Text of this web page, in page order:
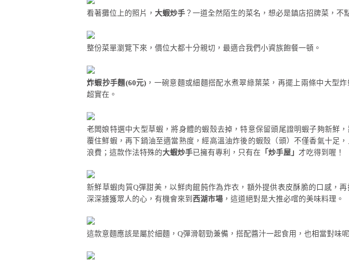
看著攤位上的照片， 大蝦炒手 ？一道全然陌生的菜名，想必是鎮店招牌菜，不
整份菜單瀏覽下來，價位大都十分親切，最適合我們小資族飽餐一頓。
炸蝦抄手麵(60元) ，一碗意麵或細麵搭配水煮翠綠葉菜，再擺上兩條中大型
超實在。
老闆娘特選中大型草蝦，將身體的蝦殼去掉，特意保留頭尾證明蝦子夠新鮮
覆住鮮蝦，再下鍋油至適當熟度，經高溫油炸後的蝦殼（頭）不僅香氣十足
浪費；這款作法特殊的大蝦炒手已擁有專利，只有在 「炒手屋」 才吃得到喔！
新鮮草蝦肉質Q彈甜美，以鮮肉餛飩作為炸衣，額外提供表皮酥脆的口感，再
深深擄獲眾人的心，有機會來到 西湖市場 ，這道絕對是大推必嚐的美味料理。
這款意麵應該是屬於細麵，Q彈滑韌勁兼備，搭配醬汁一起食用，也相當對味呢